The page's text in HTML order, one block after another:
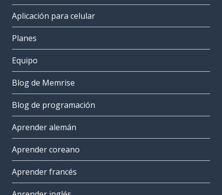
Aplicación para celular
Planes
Equipo
Blog de Memrise
Blog de programación
Aprender alemán
Aprender coreano
Aprender francés